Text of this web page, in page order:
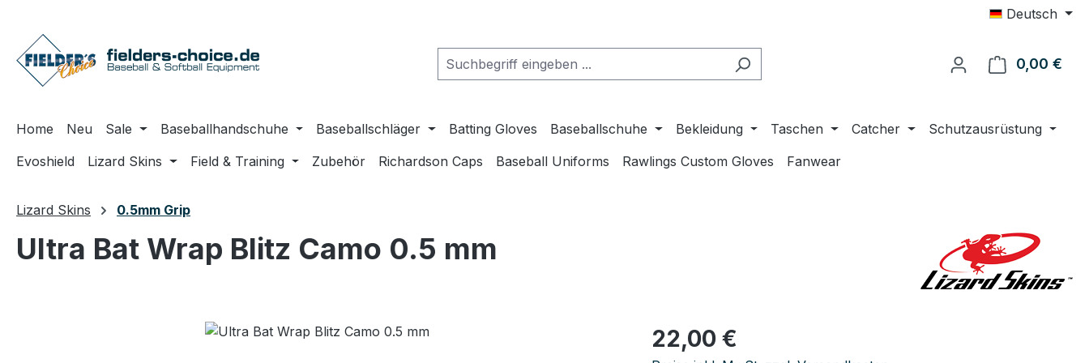
Deutsch
0,00 €
Home Neu Sale Baseballhandschuhe Baseballschläger Batting Gloves Baseballschuhe Bekleidung Taschen Catcher
Schutzausrüstung
Evoshield
Lizard Skins Field & Training Zubehör Richardson Caps Baseball Uniforms Rawlings Custom Gloves Fanwear
Lizard Skins 0.5mm Grip
Ultra Bat Wrap Blitz Camo 0.5 mm
Regulärer Preis:
22,00 €